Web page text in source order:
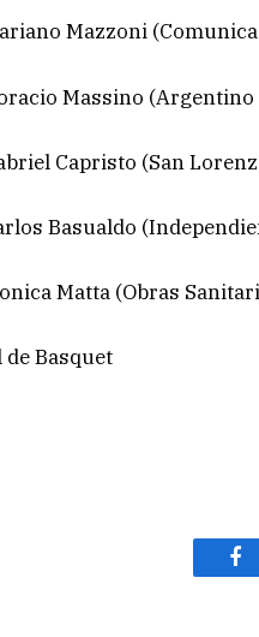
Mazzoni
Massino
Capristo (San
Basualdo
Matta (Obras
Basquet